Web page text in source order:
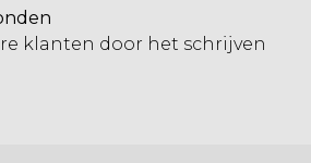
klanten door het schrijven